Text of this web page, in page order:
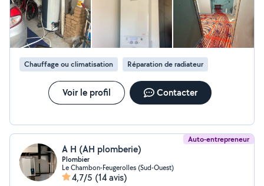
Chauffage ou climatisation Réparation de radiateur
Voir le profil Contacter
Auto-entrepreneur
A H (AH plomberie)
Plombier
Le Chambon-Feugerolles (Sud-Ouest)
4,7/5 (14 avis)